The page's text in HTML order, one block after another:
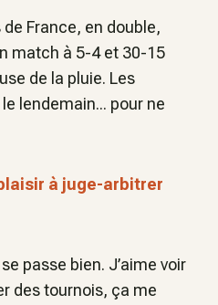
France, en double,
match à 5-4 et 30-15
de la pluie. Les
lendemain... pour ne
à juge-arbitrer
passe bien. J’aime voir
des tournois, ça me